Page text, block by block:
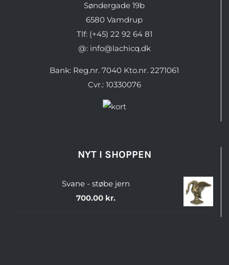
Søndergade 19b
6580 Vamdrup
Tlf: (+45) 22 92 64 81
@: info@lachicq.dk
Bank: Reg.nr. 7040 Kto.nr. 2271061
Cvr.: 10330076
NYT I SHOPPEN
Svane - støbe jern
700.00 kr.